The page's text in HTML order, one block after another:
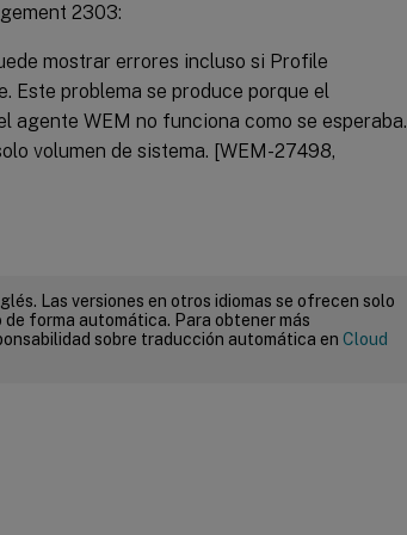
2303:
mostrar errores incluso si Profile
Este problema se produce porque el
agente WEM no funciona como se esperaba.
volumen de sistema. [WEM-27498,
Las versiones en otros idiomas se ofrecen solo
forma automática. Para obtener más
sobre traducción automática en Cloud